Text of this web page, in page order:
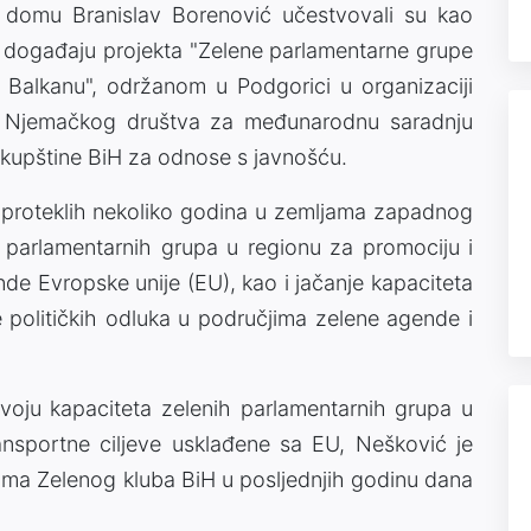
Branislav Borenović učestvovali su kao
projekta "Zelene parlamentarne grupe
održanom u Podgorici u organizaciji
društva za međunarodnu saradnju
BiH za odnose s javnošću.
nekoliko godina u zemljama zapadnog
grupa u regionu za promociju i
Evropske unije (EU), kao i jačanje kapaciteta
odluka u područjima zelene agende i
kapaciteta zelenih parlamentarnih grupa u
ciljeve usklađene sa EU, Nešković je
Zelenog kluba BiH u posljednjih godinu dana